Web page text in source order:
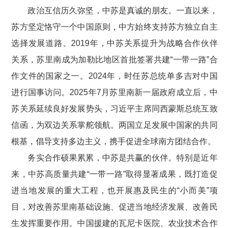
政治互信历久弥坚，中苏是真诚的朋友。一直以来，
苏方坚定恪守一个中国原则，中方始终支持苏方独立自主
选择发展道路。2019年，中苏关系提升为战略合作伙伴
关系，苏里南成为加勒比地区首批签署共建“一带一路”合
作文件的国家之一。2024年，时任苏总统单多吉对中国
进行国事访问。2025年7月苏里南新一届政府成立后，中
苏关系延续良好发展势头，习近平主席同西蒙斯总统互致
信函，为双边关系掌舵领航。两国立足发展中国家的共同
根基，倡导支持多边主义，携手促进全球南方团结合作。
务实合作硕果累累，中苏是共赢的伙伴。特别是近年
来，中苏高质量共建“一带一路”取得显著成果，既打造促
进当地发展的重大工程，也开展惠及民生的“小而美”项
目，对改善苏里南基础设施、促进当地经济发展、改善民
生发挥重要作用。中国援建的瓦尼卡医院、农业技术合作